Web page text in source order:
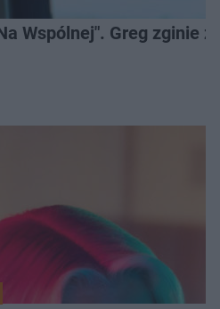
Wspólnej". Greg zginie z